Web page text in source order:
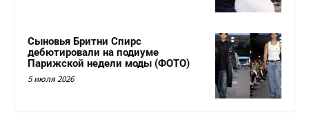
Сыновья Бритни Спирс
дебютировали на подиуме
Парижской недели моды (ФОТО)
5 июля 2026